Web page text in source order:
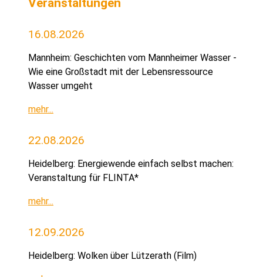
16.08.2026
Mannheim: Geschichten vom Mannheimer Wasser -
Wie eine Großstadt mit der Lebensressource
Wasser umgeht
mehr...
22.08.2026
Heidelberg: Energiewende einfach selbst machen:
Veranstaltung für FLINTA*
mehr...
12.09.2026
Heidelberg: Wolken über Lützerath (Film)